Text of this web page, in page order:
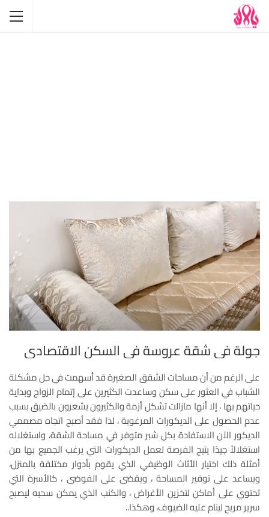
جولة في شقة عروسة في السكن الاقتصادي
على الرغم من أن مساحات الشقق الصغيرة قد أسهمت في حل مشكلة
الشباب في العثور على سكن وساعدت الكثيرين على إتمام الزواج وبداية
حياتهم بها ، إلا أنها مازالت تشكل أزمة والكثيرون يشعرون بالضيق بسبب
عدم الحصول على الديكورات المرغوبة ، لذا فقد أصبح اتجاه مصممي
الديكور الآن الاستفادة بكل شبر متوفر في مساحة الشقة، واستغلاله
استغلالاً جيدًا يتيح الفرصة لعمل الديكورات التي يرغب الجميع بها من
أمثلة ذلك اختيار الأثاث الوظيفي الذي يقوم بأدوار مختلفة بالمنزل،
ويساعد على توفير المساحة ، ويقضى على الفوضى ، كالأسرة التي
تحتوي على أماكن لتخزين الأغراض ، والكنب الذي يمكن سحبه ليصبح
سرير مريح لينام عليه الضيوف، وهكذا..